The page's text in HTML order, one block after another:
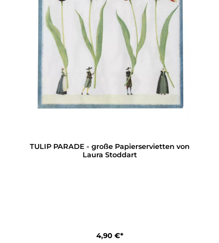
TULIP PARADE - große Papierservietten von
Laura Stoddart
4,90 €*